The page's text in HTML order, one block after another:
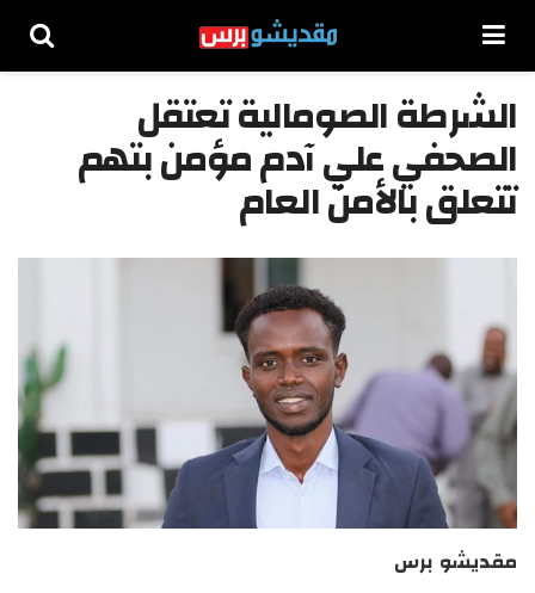
الشرطة الصومالية تعتقل
الصحفي علي آدم مؤمن بتهم
تتعلق بالأمن العام
مقديشو برس